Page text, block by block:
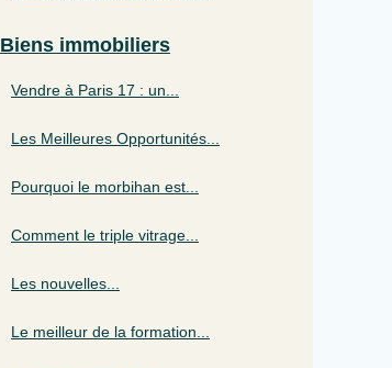
Biens immobiliers
Vendre à Paris 17 : un...
Les Meilleures Opportunités...
Pourquoi le morbihan est...
Comment le triple vitrage...
Les nouvelles...
Le meilleur de la formation...